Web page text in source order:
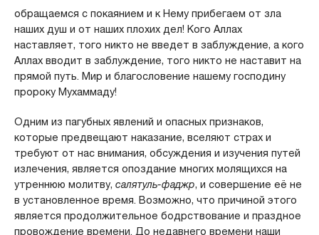
обращаемся с покаянием и к Нему прибегаем от зла
наших душ и от наших плохих дел! Кого Аллах
наставляет, того никто не введет в заблуждение, а кого
Аллах вводит в заблуждение, того никто не наставит на
прямой путь. Мир и благословение нашему господину
пророку Мухаммаду!
Одним из пагубных явлений и опасных признаков,
которые предвещают наказание, вселяют страх и
требуют от нас внимания, обсуждения и изучения путей
излечения, является опоздание многих молящихся на
утреннюю молитву, салятуль-фаджр, и совершение её не
в установленное время. Возможно, что причиной этого
является продолжительное бодрствование и праздное
провождение времени. До недавнего времени наши